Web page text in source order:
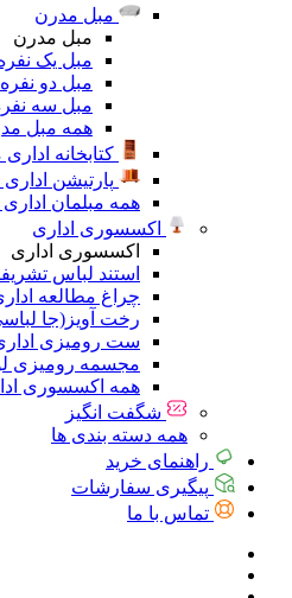
مبل مدرن
مبل مدرن
مبل یک
مبل دو
مبل سه
همه مبل
کتابخانه
پارتیشن
همه مبلمان
اکسسوری اداری
اکسسوری اداری
استند لباس
چراغ مطالعه
رخت آویز(جا
ست رومیزی
مجسمه رومیزی
همه اکسسوری
شگفت انگیز
همه دسته بندی ها
راهنمای خرید
پیگیری سفارشات
تماس با ما